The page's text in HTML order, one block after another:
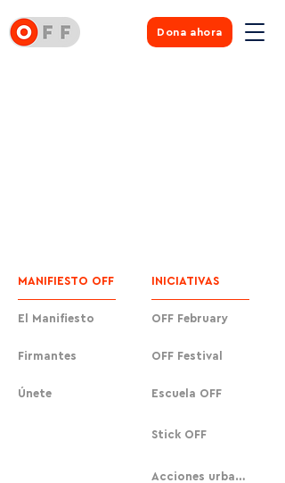
Dona ahora
MANIFIESTO OFF
El Manifiesto
Firmantes
Únete
INICIATIVAS
OFF February
OFF Festival
Escuela OFF
Stick OFF
Acciones urbanas